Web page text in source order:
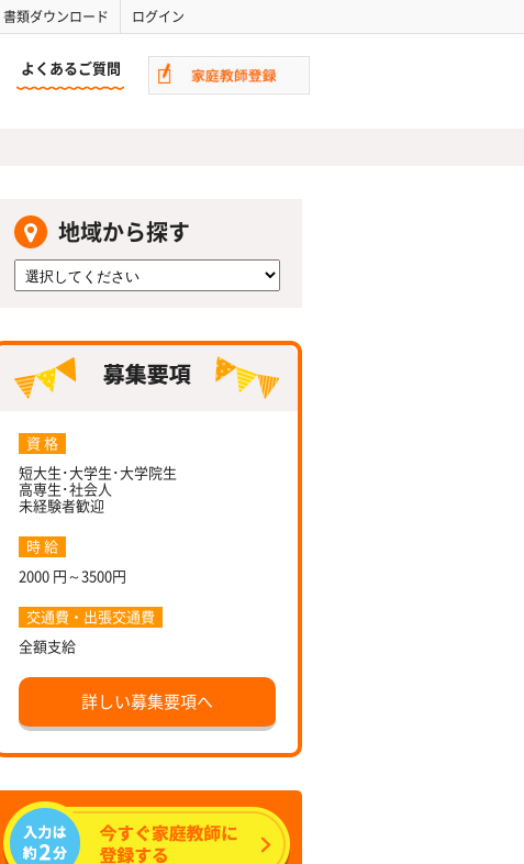
書類ダウンロード ログイン
よくあるご質問
地域から探す
資 格
短大生･大学生･大学院生
高専生･社会人
未経験者歓迎
時 給
2000 円～3500円
交通費・出張交通費
全額支給
詳しい募集要項へ